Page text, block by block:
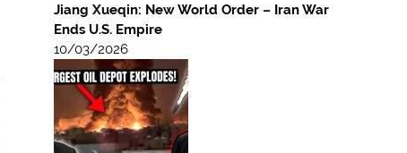
Jiang Xueqin: New World Order – Iran War
Ends U.S. Empire
10/03/2026